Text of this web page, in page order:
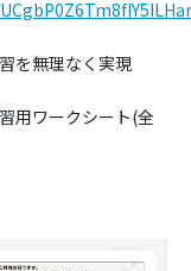
を無理なく実現
用ワークシート(全